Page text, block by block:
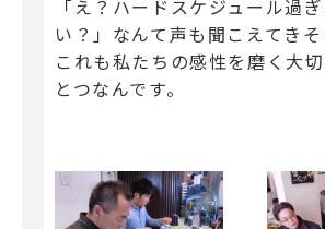
「え？ハードスケジュール過
い？」なんて声も聞こえてきそ
これも私たちの感性を磨く大
とつなんです。